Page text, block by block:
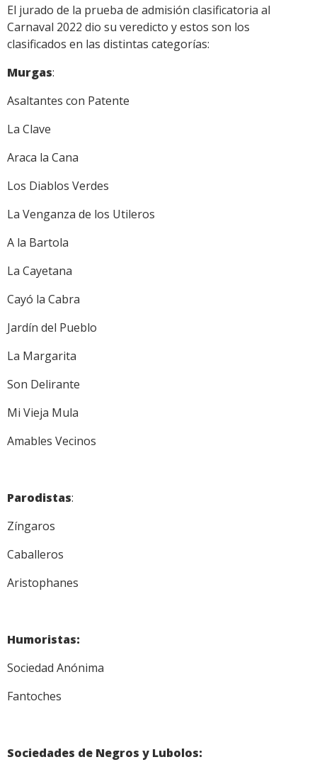
Link
El jurado de la prueba de admisión clasificatoria al
Carnaval 2022 dio su veredicto y estos son los
clasificados en las distintas categorías:
Murgas:
Asaltantes con Patente
La Clave
Araca la Cana
Los Diablos Verdes
La Venganza de los Utileros
A la Bartola
La Cayetana
Cayó la Cabra
Jardín del Pueblo
La Margarita
Son Delirante
Mi Vieja Mula
Amables Vecinos
Parodistas:
Zíngaros
Caballeros
Aristophanes
Humoristas:
Sociedad Anónima
Fantoches
Sociedades de Negros y Lubolos: